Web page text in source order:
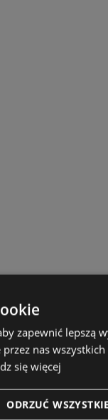
zapewnić lepszą
nas
się więcej
ODRZUĆ WSZYSTKIE